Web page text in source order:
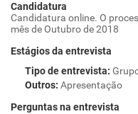
Candidatura
Candidatura online. O
mês de Outubro de 2018
Estágios da entrevista
Tipo de entrevista:
Outros: Apresentação
Perguntas na entrevista